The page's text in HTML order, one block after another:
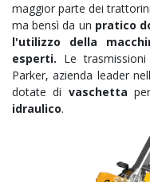
maggior parte dei
ma bensì da un pratico
l'utilizzo della
esperti. Le
Parker, azienda leader
dotate di vaschetta
idraulico.